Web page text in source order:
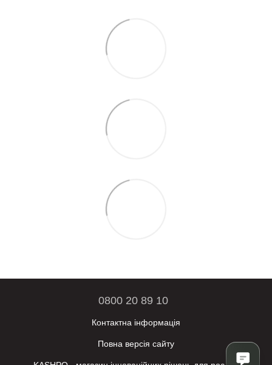
0800 20 89 10
Контактна інформація
Повна версія сайту